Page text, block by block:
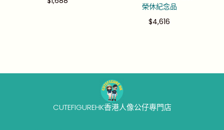
榮休紀念品
$4,616
CUTEFIGUREHK香港人像公仔專門店